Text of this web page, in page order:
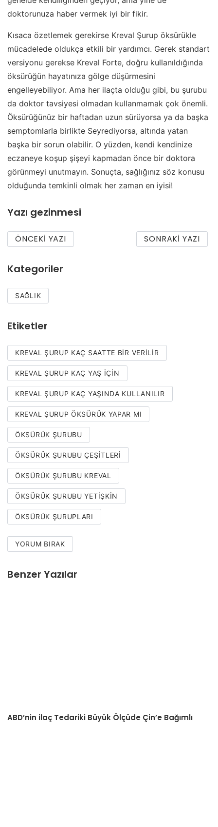
doktorunuza haber vermek iyi bir fikir.
Kısaca özetlemek gerekirse Kreval Şurup öksürükle
mücadelede oldukça etkili bir yardımcı. Gerek standart
versiyonu gerekse Kreval Forte, doğru kullanıldığında
öksürüğün hayatınıza gölge düşürmesini
engelleyebiliyor. Ama her ilaçta olduğu gibi, bu şurubu
da doktor tavsiyesi olmadan kullanmamak çok önemli.
Öksürüğünüz bir haftadan uzun sürüyorsa ya da başka
semptomlarla birlikte Seyrediyorsa, altında yatan
başka bir sorun olabilir. O yüzden, kendi kendinize
eczaneye koşup şişeyi kapmadan önce bir doktora
görünmeyi unutmayın. Sonuçta, sağlığınız söz konusu
olduğunda temkinli olmak her zaman en iyisi!
Yazı gezinmesi
ÖNCEKI YAZI SONRAKI YAZI
Kategoriler
SAĞLIK
Etiketler
KREVAL ŞURUP KAÇ SAATTE BIR VERILIR
KREVAL ŞURUP KAÇ YAŞ IÇIN
KREVAL ŞURUP KAÇ YAŞINDA KULLANILIR
KREVAL ŞURUP ÖKSÜRÜK YAPAR MI
ÖKSÜRÜK ŞURUBU
ÖKSÜRÜK ŞURUBU ÇEŞITLERI
ÖKSÜRÜK ŞURUBU KREVAL
ÖKSÜRÜK ŞURUBU YETIŞKIN
ÖKSÜRÜK ŞURUPLARI
YORUM BIRAK
Benzer Yazılar
ABD’nin ilaç Tedariki Büyük Ölçüde Çin’e Bağımlı